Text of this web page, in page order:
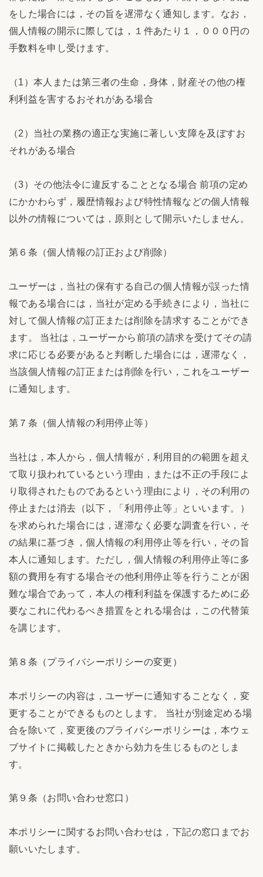
をした場合には，その旨を遅滞なく通知します。なお，
個人情報の開示に際しては，１件あたり１，０００円の
手数料を申し受けます。
（1）本人または第三者の生命，身体，財産その他の権
利利益を害するおそれがある場合
（2）当社の業務の適正な実施に著しい支障を及ぼすお
それがある場合
（3）その他法令に違反することとなる場合 前項の定め
にかかわらず，履歴情報および特性情報などの個人情報
以外の情報については，原則として開示いたしません。
第６条（個人情報の訂正および削除）
ユーザーは，当社の保有する自己の個人情報が誤った情
報である場合には，当社が定める手続きにより，当社に
対して個人情報の訂正または削除を請求することができ
ます。 当社は，ユーザーから前項の請求を受けてその請
求に応じる必要があると判断した場合には，遅滞なく，
当該個人情報の訂正または削除を行い，これをユーザー
に通知します。
第７条（個人情報の利用停止等）
当社は，本人から，個人情報が，利用目的の範囲を超え
て取り扱われているという理由，または不正の手段によ
り取得されたものであるという理由により，その利用の
停止または消去（以下，「利用停止等」といいます。）
を求められた場合には，遅滞なく必要な調査を行い，そ
の結果に基づき，個人情報の利用停止等を行い，その旨
本人に通知します。ただし，個人情報の利用停止等に多
額の費用を有する場合その他利用停止等を行うことが困
難な場合であって，本人の権利利益を保護するために必
要なこれに代わるべき措置をとれる場合は，この代替策
を講じます。
第８条（プライバシーポリシーの変更）
本ポリシーの内容は，ユーザーに通知することなく，変
更することができるものとします。 当社が別途定める場
合を除いて，変更後のプライバシーポリシーは，本ウェ
ブサイトに掲載したときから効力を生じるものとしま
す。
第９条（お問い合わせ窓口）
本ポリシーに関するお問い合わせは，下記の窓口までお
願いいたします。